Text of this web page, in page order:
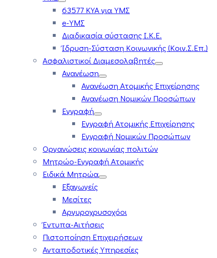
63577 ΚΥΑ για ΥΜΣ
e-ΥΜΣ
Διαδικασία σύστασης Ι.Κ.Ε.
Ίδρυση-Σύσταση Κοινωνικής (Κοιν.Σ.Επ.)
Ασφαλιστικοί Διαμεσολαβητές
Ανανέωση
Ανανέωση Ατομικής Επιχείρησης
Ανανέωση Νομικών Προσώπων
Εγγραφή
Εγγραφή Ατομικής Επιχείρησης
Εγγραφή Νομικών Προσώπων
Οργανώσεις κοινωνίας πολιτών
Μητρώο-Εγγραφή Ατομικής
Ειδικά Μητρώα
Εξαγωγείς
Μεσίτες
Αργυροχρυσοχόοι
Έντυπα-Αιτήσεις
Πιστοποίηση Επιχειρήσεων
Ανταποδοτικές Υπηρεσίες